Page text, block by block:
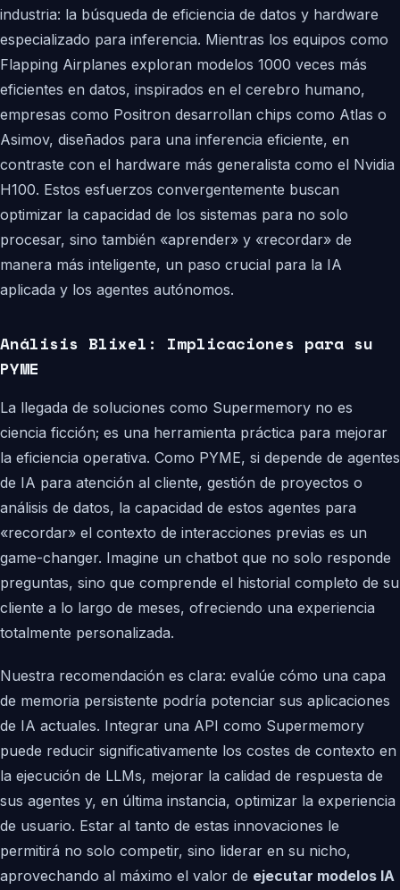
industria: la búsqueda de eficiencia de datos y hardware
especializado para inferencia. Mientras los equipos como
Flapping Airplanes exploran modelos 1000 veces más
eficientes en datos, inspirados en el cerebro humano,
empresas como Positron desarrollan chips como Atlas o
Asimov, diseñados para una inferencia eficiente, en
contraste con el hardware más generalista como el Nvidia
H100. Estos esfuerzos convergentemente buscan
optimizar la capacidad de los sistemas para no solo
procesar, sino también «aprender» y «recordar» de
manera más inteligente, un paso crucial para la IA
aplicada y los agentes autónomos.
Análisis Blixel: Implicaciones para su
PYME
La llegada de soluciones como Supermemory no es
ciencia ficción; es una herramienta práctica para mejorar
la eficiencia operativa. Como PYME, si depende de agentes
de IA para atención al cliente, gestión de proyectos o
análisis de datos, la capacidad de estos agentes para
«recordar» el contexto de interacciones previas es un
game-changer. Imagine un chatbot que no solo responde
preguntas, sino que comprende el historial completo de su
cliente a lo largo de meses, ofreciendo una experiencia
totalmente personalizada.
Nuestra recomendación es clara: evalúe cómo una capa
de memoria persistente podría potenciar sus aplicaciones
de IA actuales. Integrar una API como Supermemory
puede reducir significativamente los costes de contexto en
la ejecución de LLMs, mejorar la calidad de respuesta de
sus agentes y, en última instancia, optimizar la experiencia
de usuario. Estar al tanto de estas innovaciones le
permitirá no solo competir, sino liderar en su nicho,
aprovechando al máximo el valor de ejecutar modelos IA